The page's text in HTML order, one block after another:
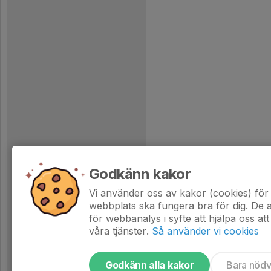
Godkänn kakor
Vi använder oss av kakor (cookies)
webbplats ska fungera bra för dig. De
för webbanalys i syfte att hjälpa oss
våra tjänster. Så använder vi cookies
Godkänn alla kakor Bara